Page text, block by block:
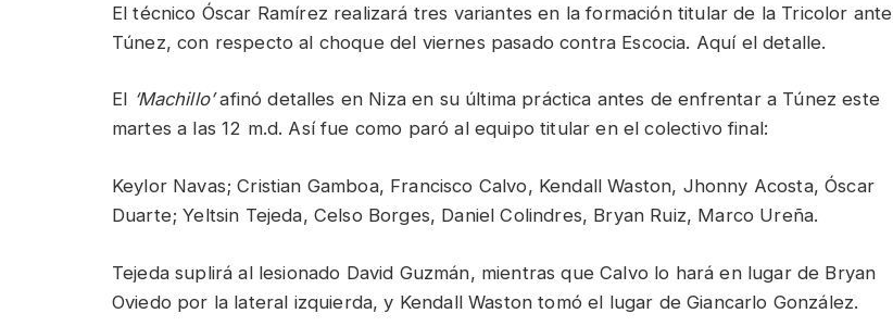
El técnico Óscar Ramírez realizará tres variantes en la formación titular de la Tricolor ante
Túnez, con respecto al choque del viernes pasado contra Escocia. Aquí el detalle.
El ‘Machillo’afinó detalles en Niza en su última práctica antes de enfrentar a Túnez este
martes a las 12 m.d. Así fue como paró al equipo titular en el colectivo final:
Keylor Navas; Cristian Gamboa, Francisco Calvo, Kendall Waston, Jhonny Acosta, Óscar
Duarte; Yeltsin Tejeda, Celso Borges, Daniel Colindres, Bryan Ruiz, Marco Ureña.
Tejeda suplirá al lesionado David Guzmán, mientras que Calvo lo hará en lugar de Bryan
Oviedo por la lateral izquierda, y Kendall Waston tomó el lugar de Giancarlo González.